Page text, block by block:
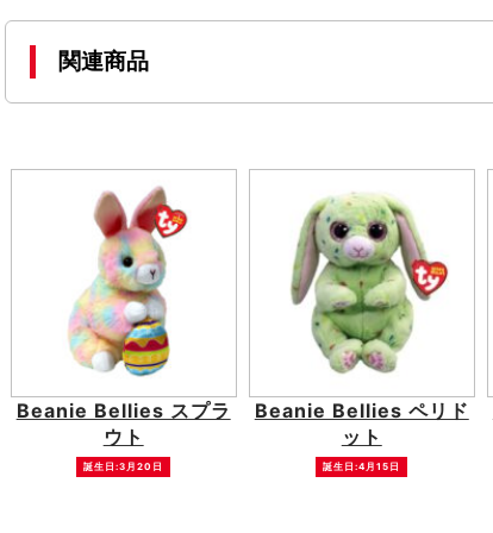
関連商品
Beanie Bellies スプラ
ウト
誕生日:3月20日
Beanie Bellies ペリド
ット
誕生日:4月15日